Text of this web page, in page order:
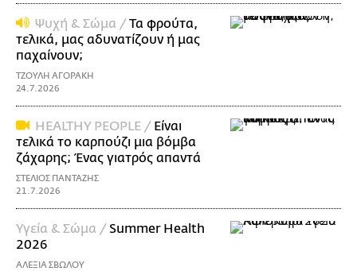
Ψυχή & Σώμα /Τα φρούτα,
τελικά, μας αδυνατίζουν ή μας
παχαίνουν;
ΤΖΟΥΛΗ ΑΓΟΡΑΚΗ
24.7.2026
ΗΕΑLTHY PEOPLE / Είναι
τελικά το καρπούζι μια βόμβα
ζάχαρης; Ένας γιατρός απαντά
ΣΤΕΛΙΟΣ ΠΑΝΤΑΖΗΣ
21.7.2026
Υγεία & Σώμα / Summer Health
2026
ΑΛΕΞΙΑ ΣΒΩΛΟΥ